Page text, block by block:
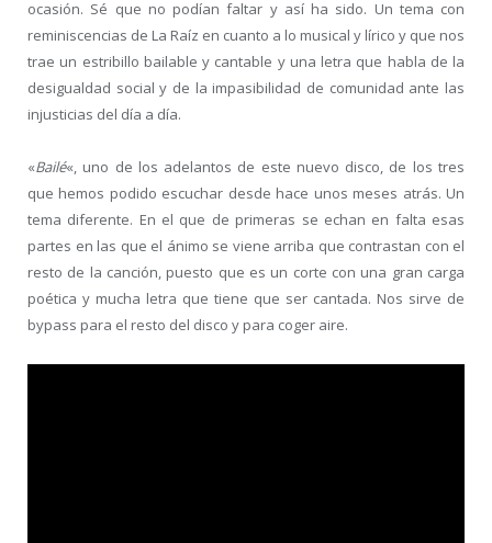
ocasión. Sé que no podían faltar y así ha sido. Un tema con
reminiscencias de La Raíz en cuanto a lo musical y lírico y que nos
trae un estribillo bailable y cantable y una letra que habla de la
desigualdad social y de la impasibilidad de comunidad ante las
injusticias del día a día.
«Bailé«, uno de los adelantos de este nuevo disco, de los tres
que hemos podido escuchar desde hace unos meses atrás. Un
tema diferente. En el que de primeras se echan en falta esas
partes en las que el ánimo se viene arriba que contrastan con el
resto de la canción, puesto que es un corte con una gran carga
poética y mucha letra que tiene que ser cantada. Nos sirve de
bypass para el resto del disco y para coger aire.